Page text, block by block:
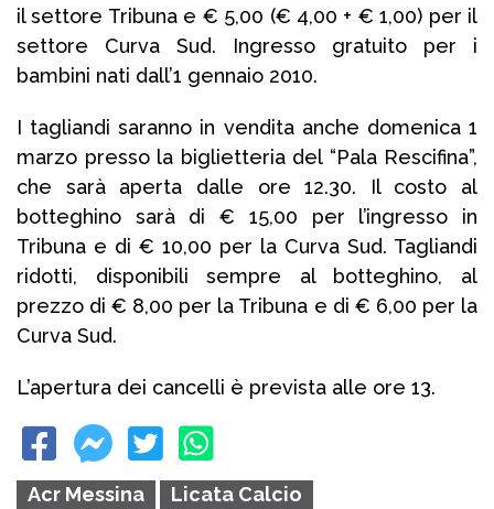
il settore Tribuna e € 5,00 (€ 4,00 + € 1,00) per il
settore Curva Sud. Ingresso gratuito per i
bambini nati dall’1 gennaio 2010.
I tagliandi saranno in vendita anche domenica 1
marzo presso la biglietteria del “Pala Rescifina”,
che sarà aperta dalle ore 12.30. Il costo al
botteghino sarà di € 15,00 per l’ingresso in
Tribuna e di € 10,00 per la Curva Sud. Tagliandi
ridotti, disponibili sempre al botteghino, al
prezzo di € 8,00 per la Tribuna e di € 6,00 per la
Curva Sud.
L’apertura dei cancelli è prevista alle ore 13.
Acr Messina Licata Calcio